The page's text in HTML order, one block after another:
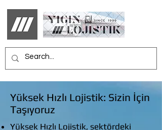
Yüksek Hızlı Lojistik: Sizin İçin
Taşıyoruz
Yüksek Hızlı Lojistik, sektördeki